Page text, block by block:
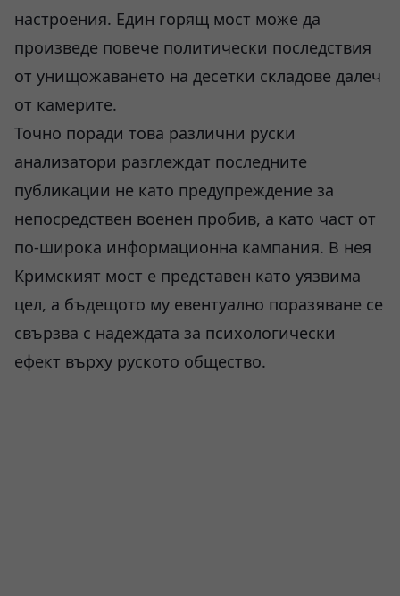
настроения. Един горящ мост може да
произведе повече политически последствия
от унищожаването на десетки складове далеч
от камерите.
Точно поради това различни руски
анализатори разглеждат последните
публикации не като предупреждение за
непосредствен военен пробив, а като част от
по-широка информационна кампания. В нея
Кримският мост е представен като уязвима
цел, а бъдещото му евентуално поразяване се
свързва с надеждата за психологически
ефект върху руското общество.